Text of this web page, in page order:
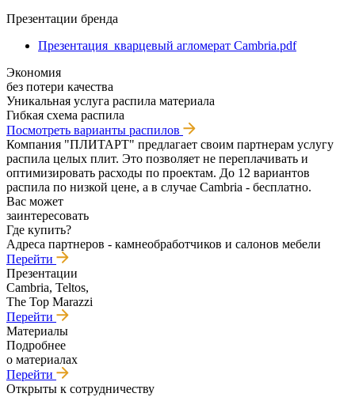
Презентации бренда
Презентация_кварцевый агломерат Cambria.pdf
Экономия
без потери качества
Уникальная услуга распила материала
Гибкая схема распила
Посмотреть варианты распилов
Компания "ПЛИТАРТ" предлагает своим партнерам услугу
распила целых плит. Это позволяет не переплачивать и
оптимизировать расходы по проектам. До 12 вариантов
распила по низкой цене, а в случае Cambria - бесплатно.
Вас может
заинтересовать
Где купить?
Адреса партнеров - камнеобработчиков и салонов мебели
Перейти
Презентации
Cambria, Teltos,
The Top Marazzi
Перейти
Материалы
Подробнее
о материалах
Перейти
Открыты к сотрудничеству